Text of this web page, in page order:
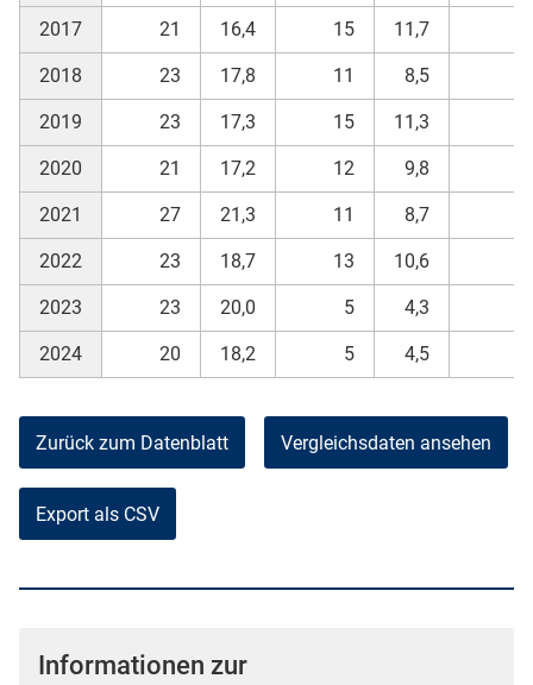
2017 21 16,4 15 11,7
2018 23 17,8 11 8,5
2019 23 17,3 15 11,3
2020 21 17,2 12 9,8
2021 27 21,3 11 8,7
2022 23 18,7 13 10,6
2023 23 20,0 5 4,3
2024 20 18,2 5 4,5
Zurück zum Datenblatt Vergleichsdaten ansehen
Export als CSV
Informationen zur